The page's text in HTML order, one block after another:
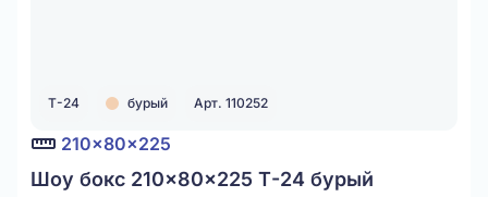
Т-24 бурый Арт. 110252
210x80x225
Шоу бокс 210x80x225 Т-24 бурый